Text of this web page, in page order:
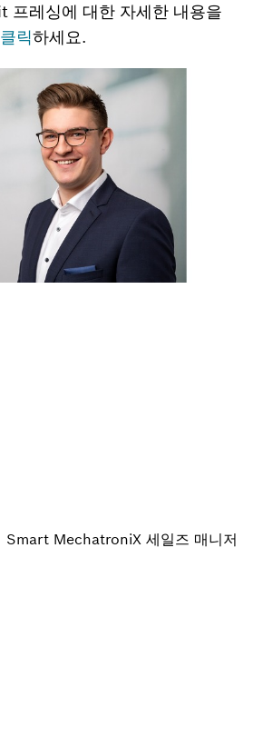
레싱에 대한 자세한 내용을
릭하세요.
Smart MechatroniX 세일즈 매니저